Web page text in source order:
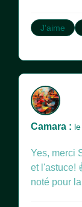
J'aime
Camara :
Yes, merci
et l'astuce!
noté pour